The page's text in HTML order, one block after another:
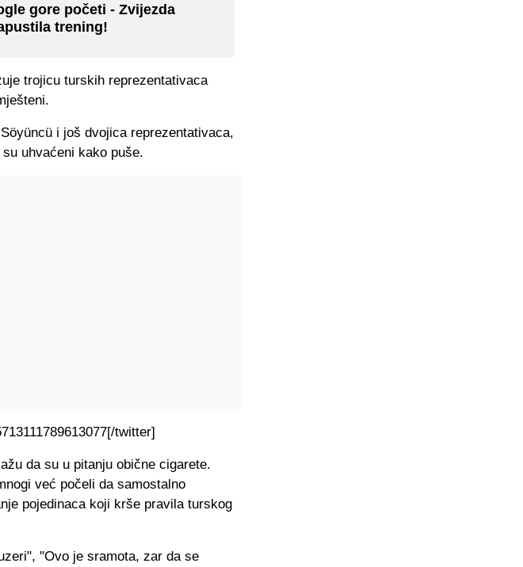
gore početi - Zvijezda
trening!
trojicu turskih reprezentativaca
i još dvojica reprezentativaca,
uhvaćeni kako puše.
twitter]
da su u pitanju obične cigarete.
već počeli da samostalno
pojedinaca koji krše pravila turskog
"Ovo je sramota, zar da se